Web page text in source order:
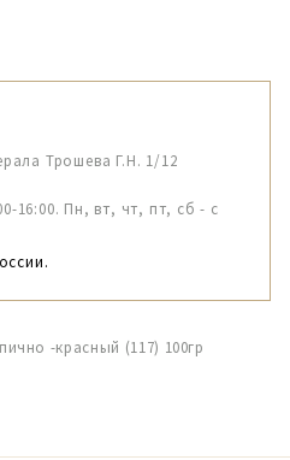
Трошева Г.Н. 1/12
16:00. Пн, вт, чт, пт, сб - с
-красный (117) 100гр